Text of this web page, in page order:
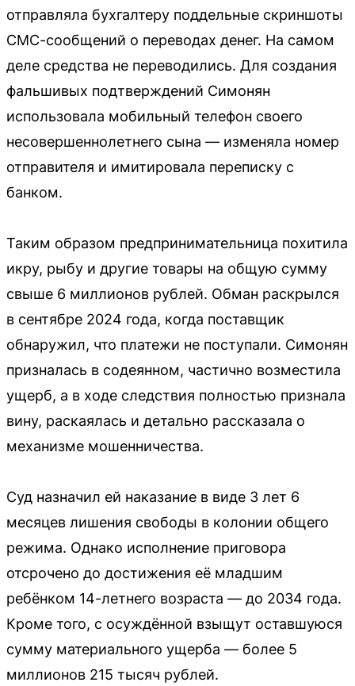
отправляла бухгалтеру поддельные скриншоты
СМС-сообщений о переводах денег. На самом
деле средства не переводились. Для создания
фальшивых подтверждений Симонян
использовала мобильный телефон своего
несовершеннолетнего сына — изменяла номер
отправителя и имитировала переписку с
банком.
Таким образом предпринимательница похитила
икру, рыбу и другие товары на общую сумму
свыше 6 миллионов рублей. Обман раскрылся
в сентябре 2024 года, когда поставщик
обнаружил, что платежи не поступали. Симонян
призналась в содеянном, частично возместила
ущерб, а в ходе следствия полностью признала
вину, раскаялась и детально рассказала о
механизме мошенничества.
Суд назначил ей наказание в виде 3 лет 6
месяцев лишения свободы в колонии общего
режима. Однако исполнение приговора
отсрочено до достижения её младшим
ребёнком 14-летнего возраста — до 2034 года.
Кроме того, с осуждённой взыщут оставшуюся
сумму материального ущерба — более 5
миллионов 215 тысяч рублей.